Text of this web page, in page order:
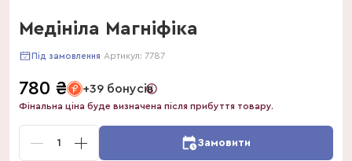
Медініла Магніфіка
Під замовлення Артикул: 7787
780 ₴ +39 бонусів
Фінальна ціна буде визначена після прибуття товару.
1 Замовити